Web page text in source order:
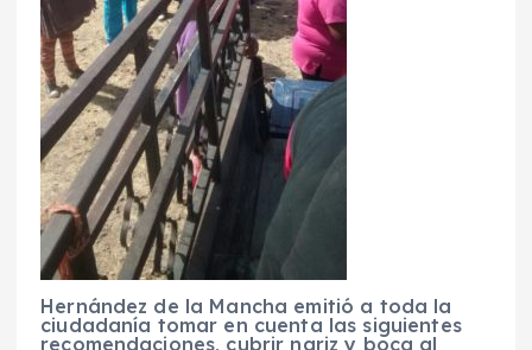
Hernández de la Mancha emitió a toda la
ciudadanía tomar en cuenta las siguientes
recomendaciones, cubrir nariz y boca al